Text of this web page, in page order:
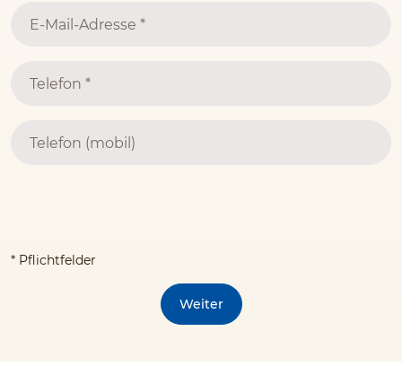
* Pflichtfelder
Weiter